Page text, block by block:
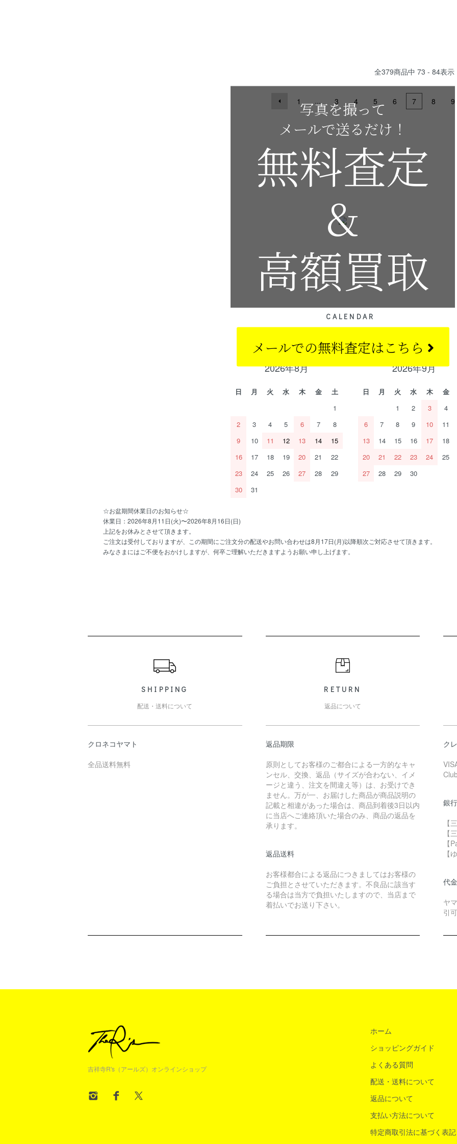
全379商品中 73 - 84表示
1 ... 3 4 5 6 7 8 9
写真を撮って
メールで送るだけ！
無料査定
&
高額買取
メールでの無料査定はこちら
CALENDAR
2026年8月
日 月 火 水 木 金
土
1
2
3 4 5 6 7
8
9
10 11 12 13 14
15
16
17 18 19 20 21
22
23
24 25 26 27 28
29
30
31
2026年9月
日 月 火 水 木 金
1
2 3 4
6
7 8 9 10 11
13
14 15 16 17 18
20
21 22 23 24 25
27
28 29 30
☆お盆期間休業日のお知らせ☆
休業日：2026年8月11日(火)〜2026年8月16日(日)
上記をお休みとさせて頂きます。
ご注文は受付しておりますが、この期間にご注文分の配送やお問い合わせは8月17日(月)以降順次ご対応させて頂きます。
みなさまにはご不便をおかけしますが、何卒ご理解いただきますようお願い申し上げます。
SHIPPING
配送・送料について
クロネコヤマト
全品送料無料
RETURN
返品について
返品期限
原則としてお客様のご都合による一方的なキャ
ンセル、交換、返品（サイズが合わない、イメ
ージと違う、注文を間違え等）は、お受けでき
ません。万が一、お届けした商品が商品説明の
記載と相違があった場合は、商品到着後3日以内
に当店へご連絡頂いた場合のみ、商品の返品を
承ります。
返品送料
お客様都合による返品につきましてはお客様の
ご負担とさせていただきます。不良品に該当す
る場合は当方で負担いたしますので、当店まで
着払いでお送り下さい。
ク
銀
【
【
【
【
代
ヤ
引
吉祥寺R's（アールズ）オンラインショップ
ホーム
ショッピングガイド
よくある質問
配送・送料について
返品について
支払い方法について
特定商取引法に基づく表記